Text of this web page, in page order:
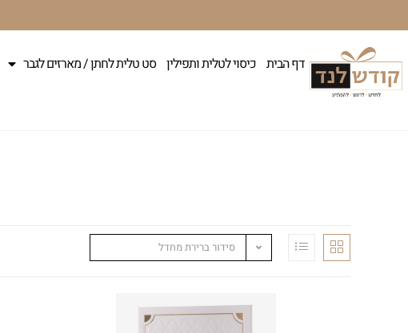
דף הבית כיסוי לטלית ותפילין סט טלית לחתן / מארזים לגבר
סידור ברירת מחדל